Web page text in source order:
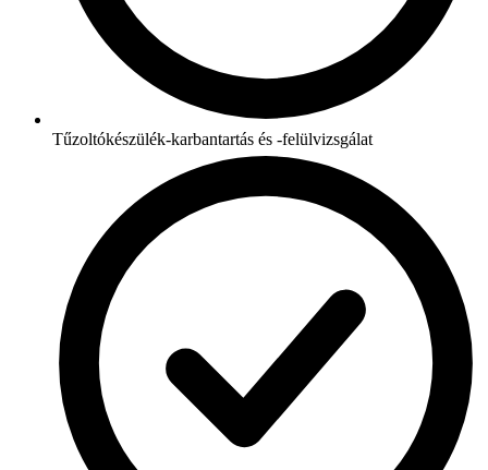
Tűzoltókészülék-karbantartás és -felülvizsgálat